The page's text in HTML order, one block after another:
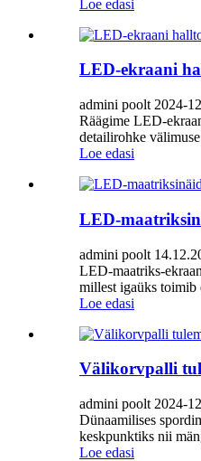
Loe edasi
LED-ekraani
admini poolt 2024-
Räägime LED-
detailirohke
Loe edasi
LED-
admini poolt
LED-maatriks-
millest igaüks
Loe edasi
Välikorvpalli
admini poolt 2024-
Dünaamilises
keskpunktiks nii
Loe edasi